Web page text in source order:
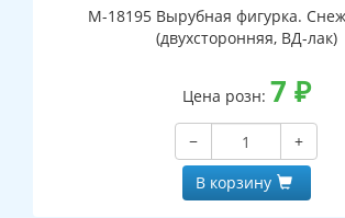
М-18195 Вырубная фигурка.
(двухсторонняя, ВД-лак)
Цена розн: 7 ₽
−
+
В корзину